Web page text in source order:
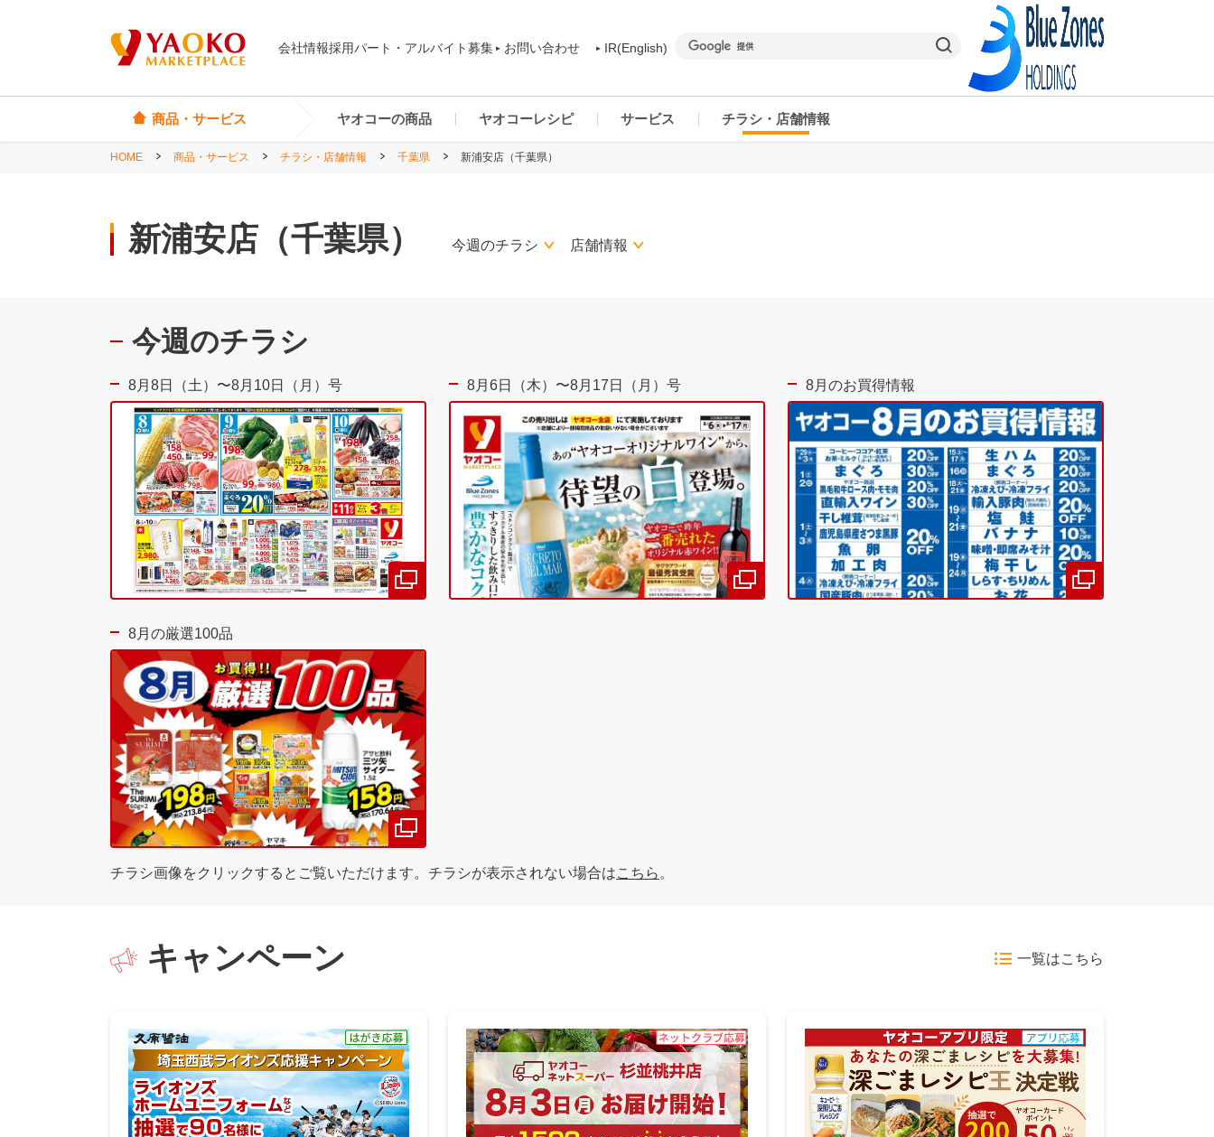
会社情報採用パート・アルバイト募集 お問い合わせ IR(English)
商品・サービス ヤオコーの商品
Yes! Premium
直輸入ワイン
直輸入食品・菓子
ヤオコーレシピ サービス
店頭サービス
チラシ・店舗情報
神奈川県
HOME 商品・サービス チラシ・店舗情報 千葉県 新浦安店（千葉県）
新浦安店（千葉県） 今週のチラシ 店舗情報
今週のチラシ
8月8日（土）〜8月10日（月）号 8月6日（木）〜8月17日（月）号 8月のお買得情報
8月の厳選100品
チラシ画像をクリックするとご覧いただけます。チラシが表示されない場合はこちら 。
キャンペーン 一覧はこちら